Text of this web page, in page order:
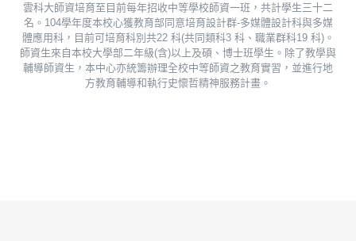
雲科大師資培育至目前每年招收中等學校師資一班，共計學生三十二
名。104學年度本校心獲教育部同意培育設計群-多媒體設計科與多媒
體應用科，目前可培育科別共22 科(共同類科3 科、職業群科19 科)。
師資生來自本校大學部二年級(含)以上及碩、博士班學生。除了教學與
輔導師資生，本中心亦統籌辦理全校中等師資之教育實習，並進行地
方教育輔導和執行史懷哲精神服務計畫。